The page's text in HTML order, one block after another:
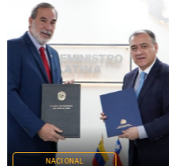
NACIONAL